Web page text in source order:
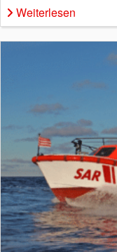
Weiterlesen